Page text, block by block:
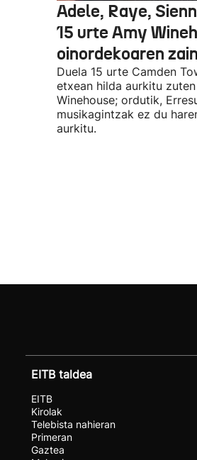
Adele, Raye,
15 urte Amy
oinordekoaren zain
Duela 15 urte Camden
etxean hilda aurkitu
Winehouse; ordutik,
musikagintzak ez du
aurkitu.
EITB taldea
EITB
Kirolak
Telebista nahieran
Primeran
Gaztea